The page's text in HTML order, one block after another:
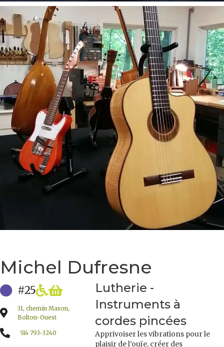
Michel Dufresne
#25
31, chemin Mason,
Bolton-Ouest
514 793-3240
Lutherie -
Instruments à
cordes pincées
Apprivoiser les vibrations pour le
plaisir de l’ouïe, créer des